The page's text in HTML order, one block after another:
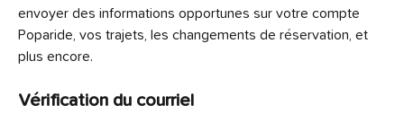
envoyer des informations opportunes sur votre compte
Poparide, vos trajets, les changements de réservation, et
plus encore.
Vérification du courriel